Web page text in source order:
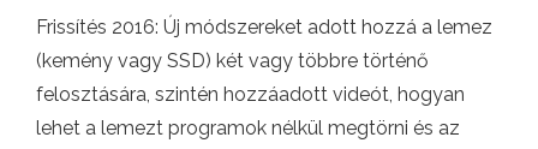
Frissítés 2016: Új módszereket adott hozzá a lemez
(kemény vagy SSD) két vagy többre történő
felosztására, szintén hozzáadott videót, hogyan
lehet a lemezt programok nélkül megtörni és az